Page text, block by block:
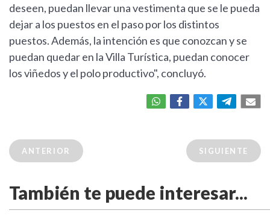
deseen, puedan llevar una vestimenta que se le pueda
dejar a los puestos en el paso por los distintos
puestos. Además, la intención es que conozcan y se
puedan quedar en la Villa Turística, puedan conocer
los viñedos y el polo productivo", concluyó.
ANTERIOR SIGUIENTE
También te puede interesar...